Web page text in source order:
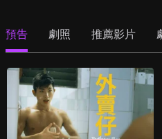
預告 劇照 推薦影片